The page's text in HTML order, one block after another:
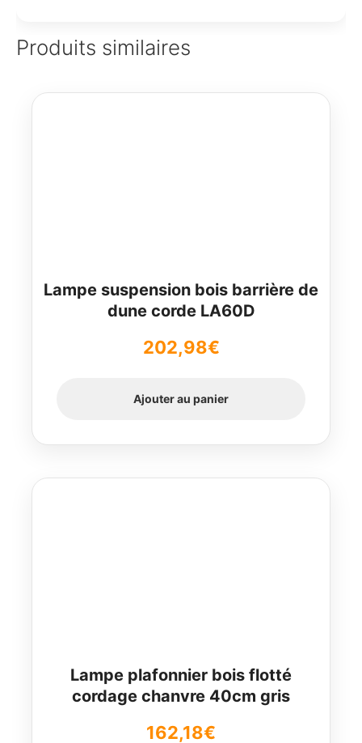
Produits similaires
Lampe suspension bois barrière de
dune corde LA60D
202,98€
Ajouter au panier
Lampe plafonnier bois flotté
cordage chanvre 40cm gris
162,18€